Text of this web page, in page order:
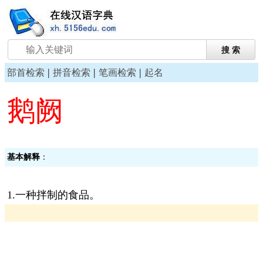
部首检索 | 拼音检索 | 笔画检索 | 起名
鹅阙
基本解释 ：
1.一种拌制的食品。